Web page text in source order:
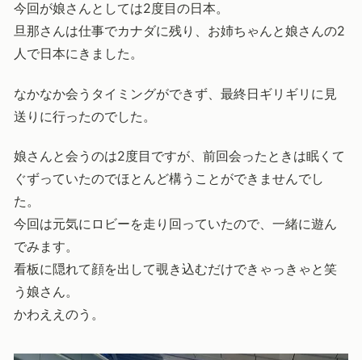
今回が娘さんとしては2度目の日本。
旦那さんは仕事でカナダに残り、お姉ちゃんと娘さんの2
人で日本にきました。
なかなか会うタイミングができず、最終日ギリギリに見
送りに行ったのでした。
娘さんと会うのは2度目ですが、前回会ったときは眠くて
ぐずっていたのでほとんど構うことができませんでし
た。
今回は元気にロビーを走り回っていたので、一緒に遊ん
でみます。
看板に隠れて顔を出して覗き込むだけできゃっきゃと笑
う娘さん。
かわええのう。